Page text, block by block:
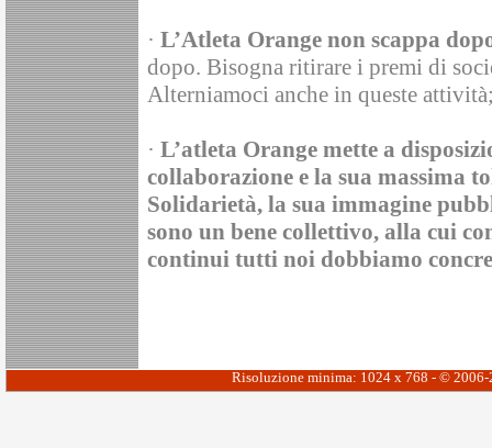
· L’Atleta Orange non scappa
dopo. Bisogna ritirare i premi di
Alterniamoci anche in queste
· L’atleta Orange mette a
collaborazione e la sua massima
Solidarietà, la sua immagine
sono un bene collettivo, alla cui
continui tutti noi dobbiamo
Risoluzione minima: 1024 x 768 - ©